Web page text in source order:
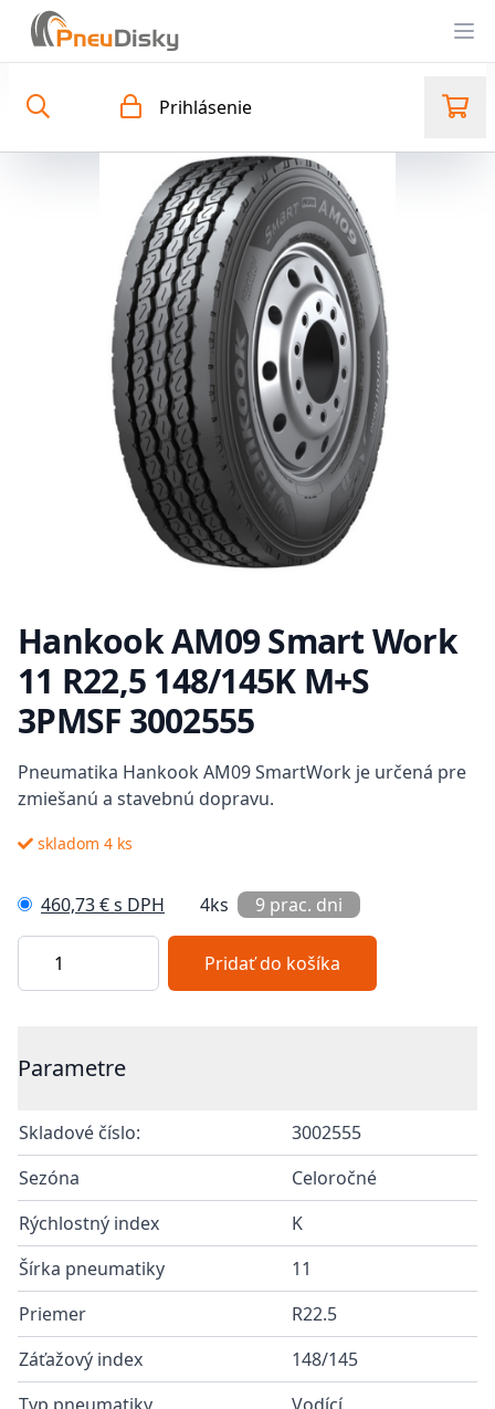
Prihlásenie
Hankook AM09 Smart Work
11 R22,5 148/145K M+S
3PMSF 3002555
Popis
Pneumatika Hankook AM09 SmartWork je určená pre
zmiešanú a stavebnú dopravu.
skladom 4 ks
460,73 € s DPH 4ks 9 prac. dni
Pridať do košíka
Parametre
Skladové číslo:
3002555
Sezóna
Celoročné
Rýchlostný index
K
Šírka pneumatiky
11
Priemer
R22.5
Záťažový index
148/145